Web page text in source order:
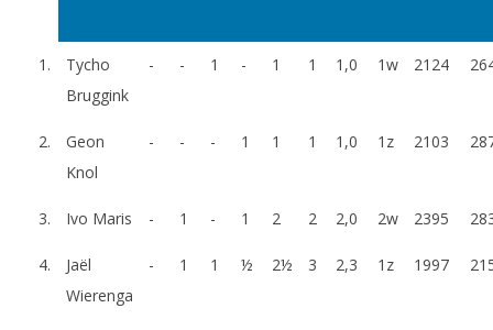
1.
Tycho
Bruggink
- - 1 - 1 1 1,0 1w 2124
2.
Geon
Knol
- - - 1 1 1 1,0 1z 2103
3. Ivo Maris - 1 - 1 2 2 2,0 2w 2395
4.
Jaël
Wierenga
- 1 1 ½ 2½ 3 2,3 1z 1997